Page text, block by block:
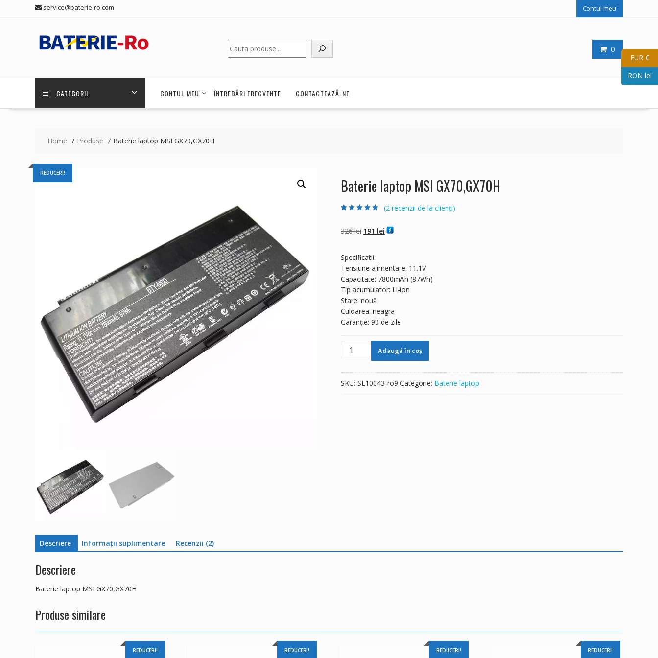
service@baterie-ro.com Contul meu
0
Caută
CATEGORII CONTUL MEU ÎNTREBĂRI FRECVENTE CONTACTEAZĂ-NE
Home Produse Baterie laptop MSI GX70,GX70H
REDUCERI!
Baterie laptop MSI GX70,GX70H
baza a
evaluări
de la clienți
(2 recenzii de la clienți)
326lei Prețul
fost:
326 lei.
191 lei Prețul
Specificatii:
Tensiune alimentare: 11.1V
Capacitate: 7800mAh (87Wh)
Tip acumulator: Li-ion
Stare: nouă
Culoarea: neagra
Garanție: 90 de zile
Cantitate
Baterie
GX70,GX70H
Adaugă în coș
SKU: SL10043-ro9 Categorie: Baterie laptop
Descriere Informații suplimentare Recenzii (2)
Descriere
Baterie laptop MSI GX70,GX70H
Produse similare
REDUCERI! REDUCERI! REDUCERI! REDUCERI!
EUR €
RON lei